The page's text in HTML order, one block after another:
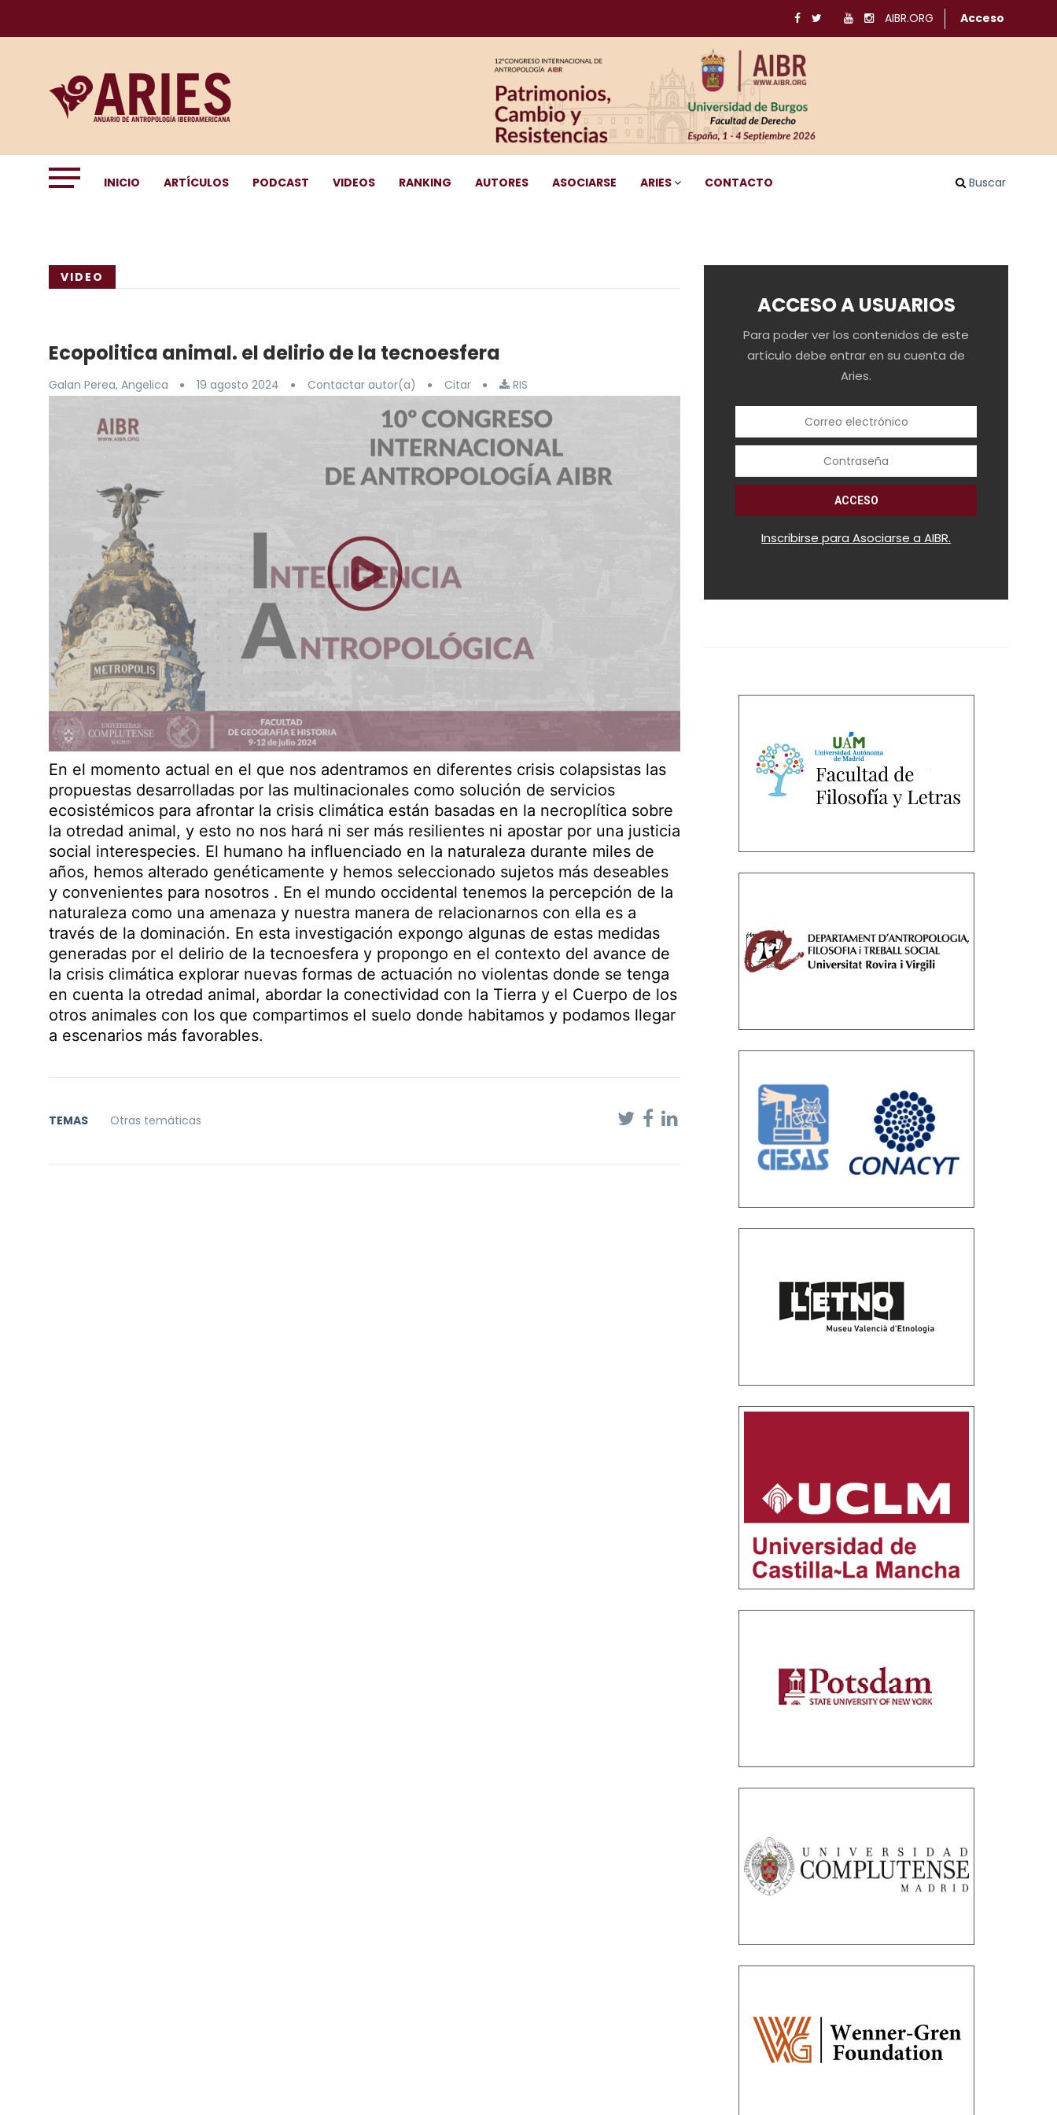
AIBR.ORG Acceso
INICIO ARTÍCULOS PODCAST VIDEOS RANKING AUTORES ASOCIARSE ARIES CONTACTO Buscar
VIDEO
Ecopolitica animal. el delirio de la tecnoesfera
Galan Perea, Angelica 19 agosto 2024 Contactar autor(a) Citar RIS
En el momento actual en el que nos adentramos en diferentes crisis colapsistas las
propuestas desarrolladas por las multinacionales como solución de servicios
ecosistémicos para afrontar la crisis climática están basadas en la necroplítica sobre
la otredad animal, y esto no nos hará ni ser más resilientes ni apostar por una justicia
social interespecies. El humano ha influenciado en la naturaleza durante miles de
años, hemos alterado genéticamente y hemos seleccionado sujetos más deseables
y convenientes para nosotros . En el mundo occidental tenemos la percepción de la
naturaleza como una amenaza y nuestra manera de relacionarnos con ella es a
través de la dominación. En esta investigación expongo algunas de estas medidas
generadas por el delirio de la tecnoesfera y propongo en el contexto del avance de
la crisis climática explorar nuevas formas de actuación no violentas donde se tenga
en cuenta la otredad animal, abordar la conectividad con la Tierra y el Cuerpo de los
otros animales con los que compartimos el suelo donde habitamos y podamos llegar
a escenarios más favorables.
TEMAS Otras temáticas
ACCESO A USUARIOS
Para poder ver los contenidos de este
artículo debe entrar en su cuenta de
Aries.
Inscribirse para Asociarse a AIBR.